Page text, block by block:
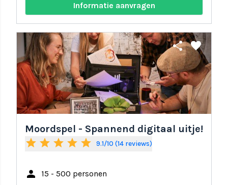
Informatie aanvragen
share favorite
Moordspel - Spannend digitaal uitje!
star star star star star 9.1/10 (14 reviews)
person 15 - 500 personen